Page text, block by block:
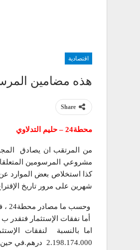
اقتصادية
هذه مضامين
Share
محطة24 – حليم التدلاوي
من المرتقب ان يصادق
مشروعي المرسومين المتعلقان
شهرين على مرور تاريخ
وحسب ما مصادر محطة24 ، فإن الميزانيةالعامة لتسيير النفقات، تقدر ب 187.734.785.000 درهم.
أما نفقات الإستثمار فتقدر ب 98.231.436.000 درهم (منها 63.571.864.000 درهم برسم اعتمادات الأداء ).
اما بالنسبة لنفقات
2.198.174.000 درهم.في حين تقدر نفقات الإستثمار ب : 909.260.000 درهم (منها 745.260.000).